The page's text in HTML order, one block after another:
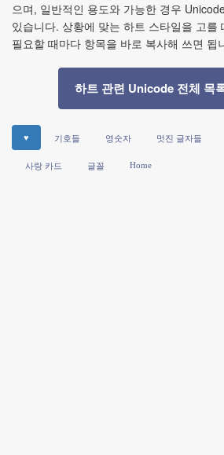
으며, 일반적인 용도와 가능한 경우
있습니다. 상황에 맞는 하트 스타일을 고를
필요할 때마다 항목을 바로 복사해 쓰면 됩
하트 관련 Unicode 전체 목
♥ 기호들 영숫자 멋진 글자들
사랑 카드 글꼴 Home